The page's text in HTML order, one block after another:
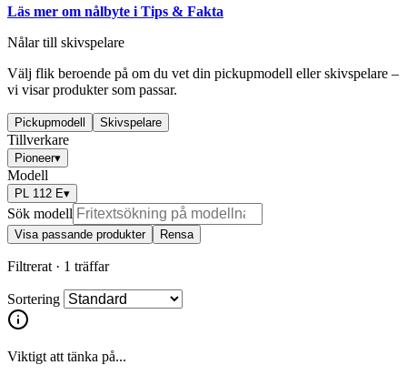
Läs mer om nålbyte i Tips & Fakta
Nålar till skivspelare
Välj flik beroende på om du vet din pickupmodell eller skivspelare –
vi visar produkter som passar.
Pickupmodell Skivspelare
Tillverkare
Pioneer▾
Modell
PL 112 E▾
Sök modell
Visa passande produkter Rensa
Filtrerat · 1 träffar
Sortering
Viktigt att tänka på...